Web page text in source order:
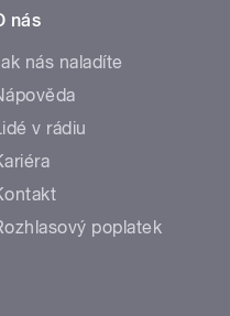
nás
nás naladíte
v rádiu
poplatek